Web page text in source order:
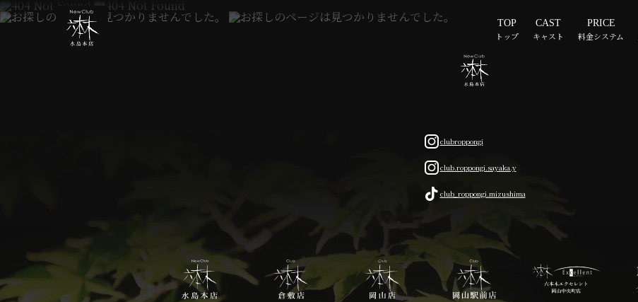
TOP
トップ
CAST
キャスト
PRICE
料金システム
clubroppongi
club.roppongi.sayaka.y
club_roppongi.mizushima